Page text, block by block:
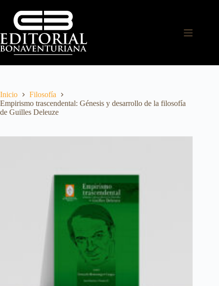
Inicio
Filosofía
Empirismo trascendental: Génesis y desarrollo de la filosofía
de Guilles Deleuze